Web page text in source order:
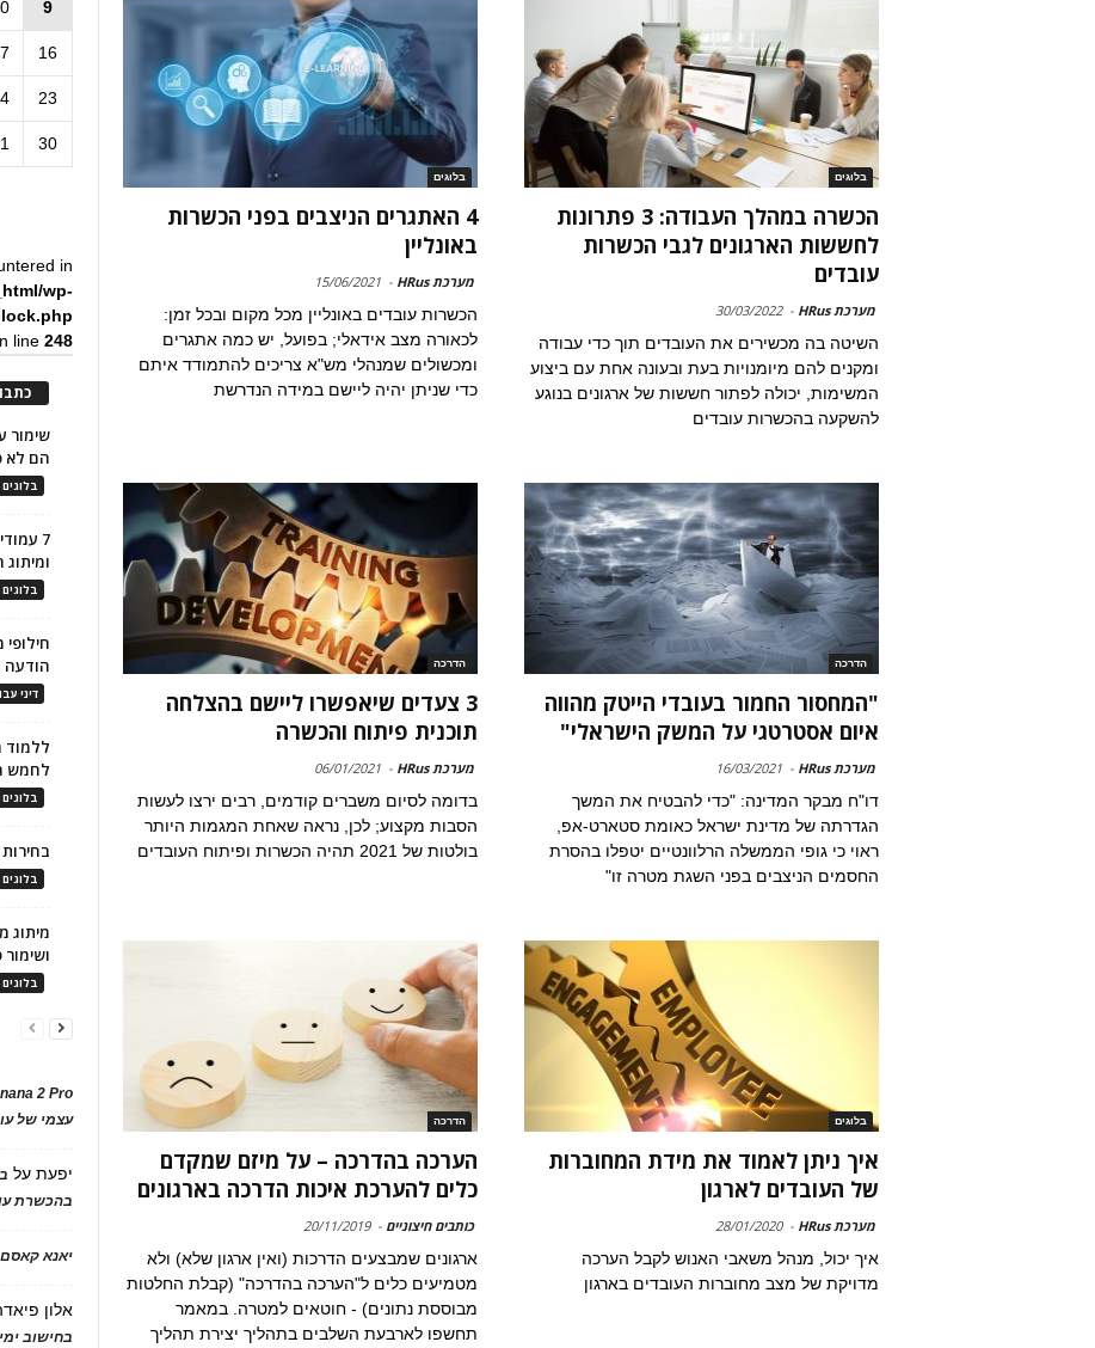
בלוגים
הכשרה במהלך העבודה: 3 פתרונות
לחששות הארגונים לגבי הכשרות
עובדים
מערכת HRus -
30/03/2022
השיטה בה מכשירים את העובדים תוך כדי עבודה
ומקנים להם מיומנויות בעת ובעונה אחת עם ביצוע
המשימות, יכולה לפתור חששות של ארגונים בנוגע
להשקעה בהכשרות עובדים
בלוגים
4 האתגרים הניצבים בפני הכשרות
באונליין
מערכת HRus -
15/06/2021
הכשרות עובדים באונליין מכל מקום ובכל זמן:
לכאורה מצב אידאלי; בפועל, יש כמה אתגרים
ומכשולים שמנהלי מש"א צריכים להתמודד איתם
כדי שניתן יהיה ליישם במידה הנדרשת
הדרכה
"המחסור החמור בעובדי הייטק מהווה
איום אסטרטגי על המשק הישראלי"
מערכת HRus -
16/03/2021
דו"ח מבקר המדינה: "כדי להבטיח את המשך
הגדרתה של מדינת ישראל כאומת סטארט-אפ,
ראוי כי גופי הממשלה הרלוונטיים יטפלו בהסרת
החסמים הניצבים בפני השגת מטרה זו"
הדרכה
3 צעדים שיאפשרו ליישם בהצלחה
תוכנית פיתוח והכשרה
מערכת HRus -
06/01/2021
בדומה לסיום משברים קודמים, רבים ירצו לעשות
הסבות מקצוע; לכן, נראה שאחת המגמות היותר
בולטות של 2021 תהיה הכשרות ופיתוח העובדים
בלוגים
איך ניתן לאמוד את מידת המחוברות
של העובדים לארגון
מערכת HRus -
28/01/2020
איך יכול, מנהל משאבי האנוש לקבל הערכה
מדויקת של מצב מחוברות העובדים בארגון
הדרכה
הערכה בהדרכה – על מיזם שמקדם
כלים להערכת איכות הדרכה בארגונים
כותבים חיצוניים -
20/11/2019
ארגונים שמבצעים הדרכות (ואין ארגון שלא) ולא
מטמיעים כלים ל"הערכה בהדרכה" (קבלת החלטות
מבוססת נתונים) - חוטאים למטרה. במאמר
תחשפו לארבעת השלבים בתהליך יצירת תהליך
9
16
23
30
in
wp-
line248
הם לא
בלוגים
7
בלוגים
דיני
ללמוד
לחמש
בלוגים
בלוגים
בלוגים
2 Pro
עצמי של
יפעתעל
בהכשרת
יאנא קאסם
אלון
בחישוב